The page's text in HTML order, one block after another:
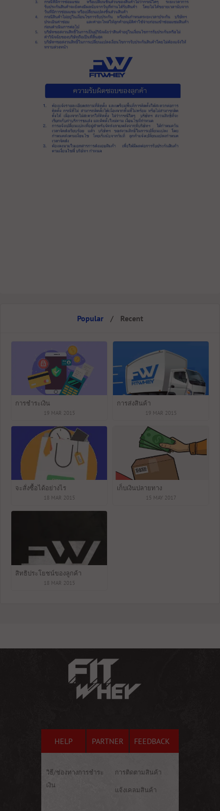
Popular / Recent
การชำระเงิน
19 MAR 2015
การส่งสินค้า
19 MAR 2015
จะสั่งซื้อได้อย่างไร
18 MAR 2015
เก็บเงินปลายทาง
15 MAY 2017
สิทธิประโยชน์ของลูกค้า
18 MAR 2015
HELP PARTNER FEEDBACK
วิธี/ช่องทางการชำระ
เงิน
การติดตามสินค้า
แจ้งเคลมสินค้า